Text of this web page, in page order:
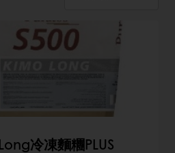
冷凍麵糰PLUS